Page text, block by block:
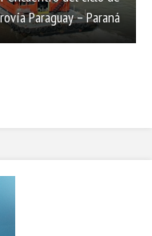
Paraguay – Paraná